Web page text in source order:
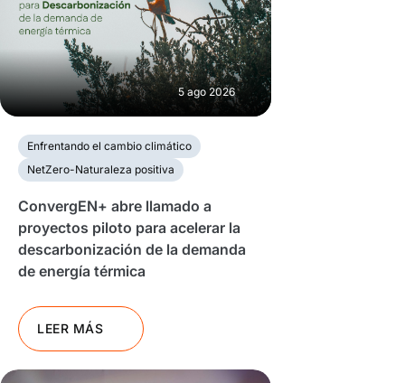
5 ago 2026
Enfrentando el cambio climático
NetZero-Naturaleza positiva
ConvergEN+ abre llamado a
proyectos piloto para acelerar la
descarbonización de la demanda
de energía térmica
LEER MÁS